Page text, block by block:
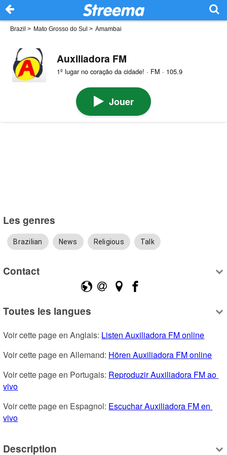
Brazil > Mato Grosso do Sul > Amambai
Auxiliadora FM
1º lugar no coração da cidade! · FM · 105.9
Jouer
Les genres
Brazilian News Religious Talk
Contact
Toutes les langues
Voir cette page en Anglais: Listen Auxiliadora FM online
Voir cette page en Allemand: Hören Auxiliadora FM online
Voir cette page en Portugais: Reproduzir Auxiliadora FM ao
vivo
Voir cette page en Espagnol: Escuchar Auxiliadora FM en
vivo
Description